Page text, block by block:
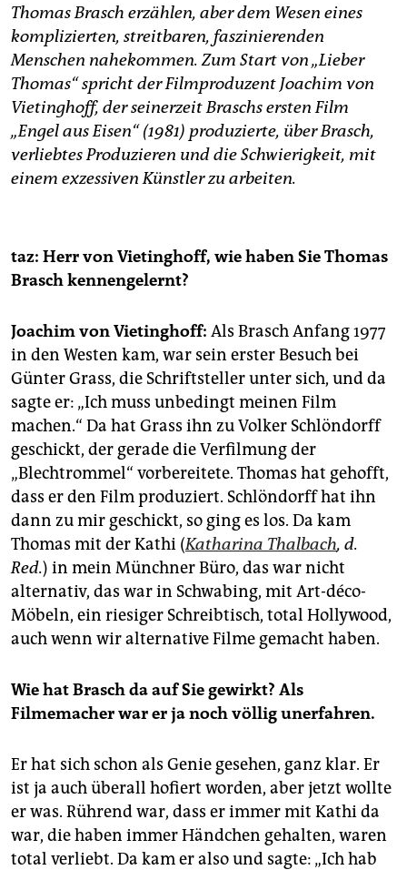
Thomas Brasch erzählen, aber dem Wesen eines
komplizierten, streitbaren, faszinierenden
Menschen nahekommen. Zum Start von „Lieber
Thomas“ spricht der Filmproduzent Joachim von
Vie­tinghoff, der seinerzeit Braschs ersten Film
„Engel aus Eisen“ (1981) produzierte, über Brasch,
verliebtes Produzieren und die Schwierigkeit, mit
einem exzessiven Künstler zu arbeiten.
taz: Herr von Vietinghoff, wie haben Sie Thomas
Brasch kennengelernt?
Joachim von Vietinghoff: Als Brasch Anfang 1977
in den Westen kam, war sein erster Besuch bei
Günter Grass, die Schriftsteller unter sich, und da
sagte er: „Ich muss unbedingt meinen Film
machen.“ Da hat Grass ihn zu Volker Schlöndorff
geschickt, der gerade die Verfilmung der
„Blechtrommel“ vorbereitete. Thomas hat gehofft,
dass er den Film produziert. Schlöndorff hat ihn
dann zu mir geschickt, so ging es los. Da kam
Thomas mit der Kathi (Katharina Thalbach, d.
Red.) in mein Münchner Büro, das war nicht
alternativ, das war in Schwabing, mit Art-déco-
Möbeln, ein riesiger Schreibtisch, total Hollywood,
auch wenn wir alternative Filme gemacht haben.
Wie hat Brasch da auf Sie gewirkt? Als
Filmemacher war er ja noch völlig unerfahren.
Er hat sich schon als Genie gesehen, ganz klar. Er
ist ja auch überall hofiert worden, aber jetzt wollte
er was. Rührend war, dass er immer mit Kathi da
war, die haben immer Händchen gehalten, waren
total verliebt. Da kam er also und sagte: „Ich hab